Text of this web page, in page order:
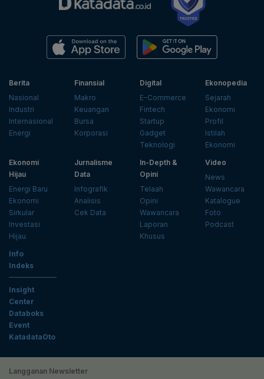
Berita
Nasional
Industri
Internasional
Energi
Finansial
Makro
Keuangan
Bursa
Korporasi
Digital
E-Commerce
Fintech
Startup
Gadget
Teknologi
Ekonopedia
Sejarah
Ekonomi
Profil
Istilah
Ekonomi
Ekonomi
Hijau
Energi Baru
Ekonomi
Sirkular
Investasi
Hijau
Jurnalisme
Data
Infografik
Analisis
Cek Data
In-Depth &
Opini
Telaah
Opini
Wawancara
Laporan
Khusus
Video
News
Wawancara
Katalogue
Foto
Podcast
Info
Indeks
Insight
Center
Databoks
Event
KatadataOto
Langganan Newsletter